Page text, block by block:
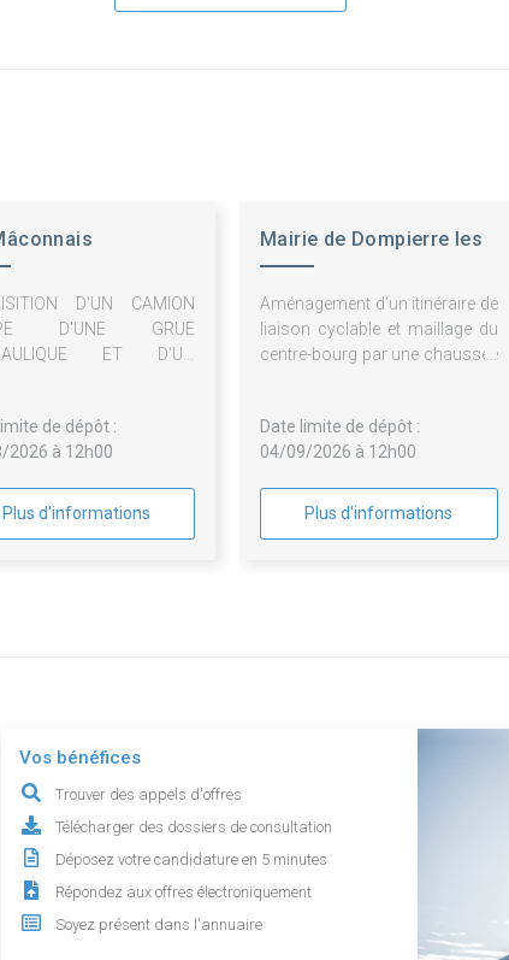
D'UN CAMION
D'UNE GRUE
ET D'UN
de dépôt :
2026 à 12h00
Plus d'informations
Mairie de Dompierre les
Ormes
Aménagement d'un itinéraire de
liaison cyclable et maillage du
centre-bourg par une chaussée
du cheminement piétonnier
Date limite de dépôt :
04/09/2026 à 12h00
Plus d'informations
Vos bénéfices
Trouver des appels d'offres
Télécharger des dossiers de consultation
Déposez votre candidature en 5 minutes
Répondez aux offres électroniquement
Soyez présent dans l'annuaire